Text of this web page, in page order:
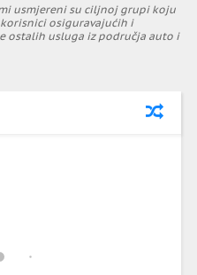
usmjereni su ciljnoj grupi koju
osiguravajućih i
ostalih usluga iz područja auto i